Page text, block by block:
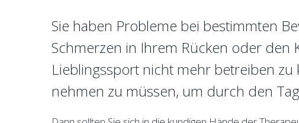
Sie haben Probleme bei bestimmten
Schmerzen in Ihrem Rücken oder den
Lieblingssport nicht mehr betreiben
nehmen zu müssen, um durch den